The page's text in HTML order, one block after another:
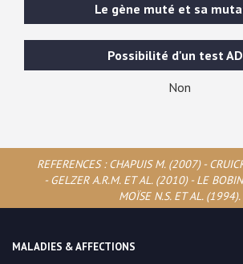
Le gène muté et sa
Possibilité d'un test
Non
REFERENCES : CHAPUIS M. (2007) -
- GELZER A.R.M. ET AL. (2010) - LE
MOÏSE N.S. ET AL. (1994).
MALADIES & AFFECTIONS